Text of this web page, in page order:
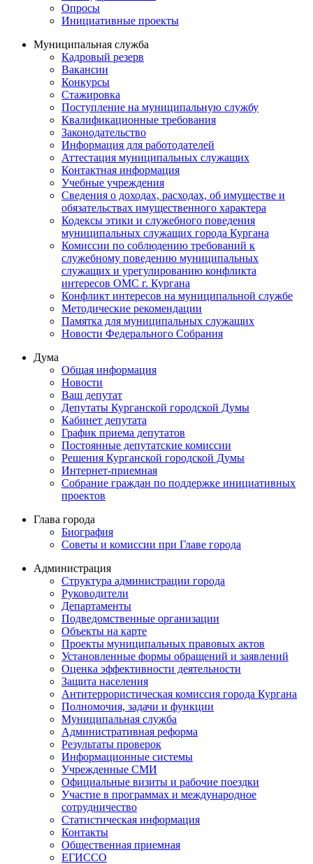
Опросы
Инициативные проекты
Муниципальная служба
Кадровый резерв
Вакансии
Конкурсы
Стажировка
Поступление на муниципальную службу
Квалификационные требования
Законодательство
Информация для работодателей
Аттестация муниципальных служащих
Контактная информация
Учебные учреждения
Сведения о доходах, расходах, об имуществе и
обязательствах имущественного характера
Кодексы этики и служебного поведения
муниципальных служащих города Кургана
Комиссии по соблюдению требований к
служебному поведению муниципальных
служащих и урегулированию конфликта
интересов ОМС г. Кургана
Конфликт интересов на муниципальной службе
Методические рекомендации
Памятка для муниципальных служащих
Новости Федерального Cобрания
Дума
Общая информация
Новости
Ваш депутат
Депутаты Курганской городской Думы
Кабинет депутата
График приема депутатов
Постоянные депутатские комиссии
Решения Курганской городской Думы
Интернет-приемная
Собрание граждан по поддержке инициативных
проектов
Глава города
Биография
Советы и комиссии при Главе города
Администрация
Структура администрации города
Руководители
Департаменты
Подведомственные организации
Объекты на карте
Проекты муниципальных правовых актов
Установленные формы обращений и заявлений
Оценка эффективности деятельности
Защита населения
Антитеррористическая комиссия города Кургана
Полномочия, задачи и функции
Муниципальная служба
Административная реформа
Результаты проверок
Информационные системы
Учрежденные СМИ
Официальные визиты и рабочие поездки
Участие в программах и международное
сотрудничество
Статистическая информация
Контакты
Общественная приемная
ЕГИССО